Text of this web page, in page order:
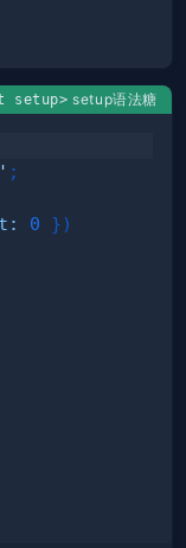
setup> setup语法糖
;
: 0 })